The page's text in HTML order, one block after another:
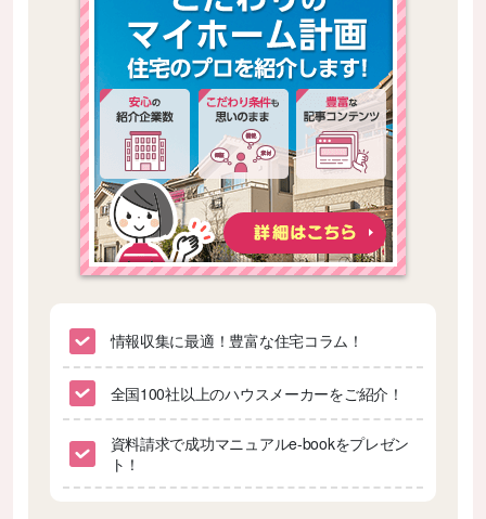
情報収集に最適！豊富な住宅コラム！
全国100社以上のハウスメーカーをご紹介！
資料請求で成功マニュアルe-bookをプレゼン
ト！